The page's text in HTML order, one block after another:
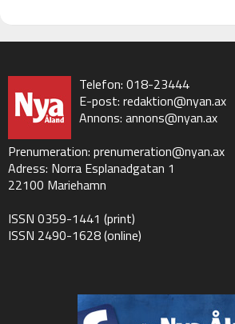
Telefon: 018-23444
E-post: redaktion@nyan.ax
Annons: annons@nyan.ax
Prenumeration: prenumeration@nyan.ax
Adress: Norra Esplanadgatan 1
22100 Mariehamn
ISSN 0359-1441 (print)
ISSN 2490-1628 (online)